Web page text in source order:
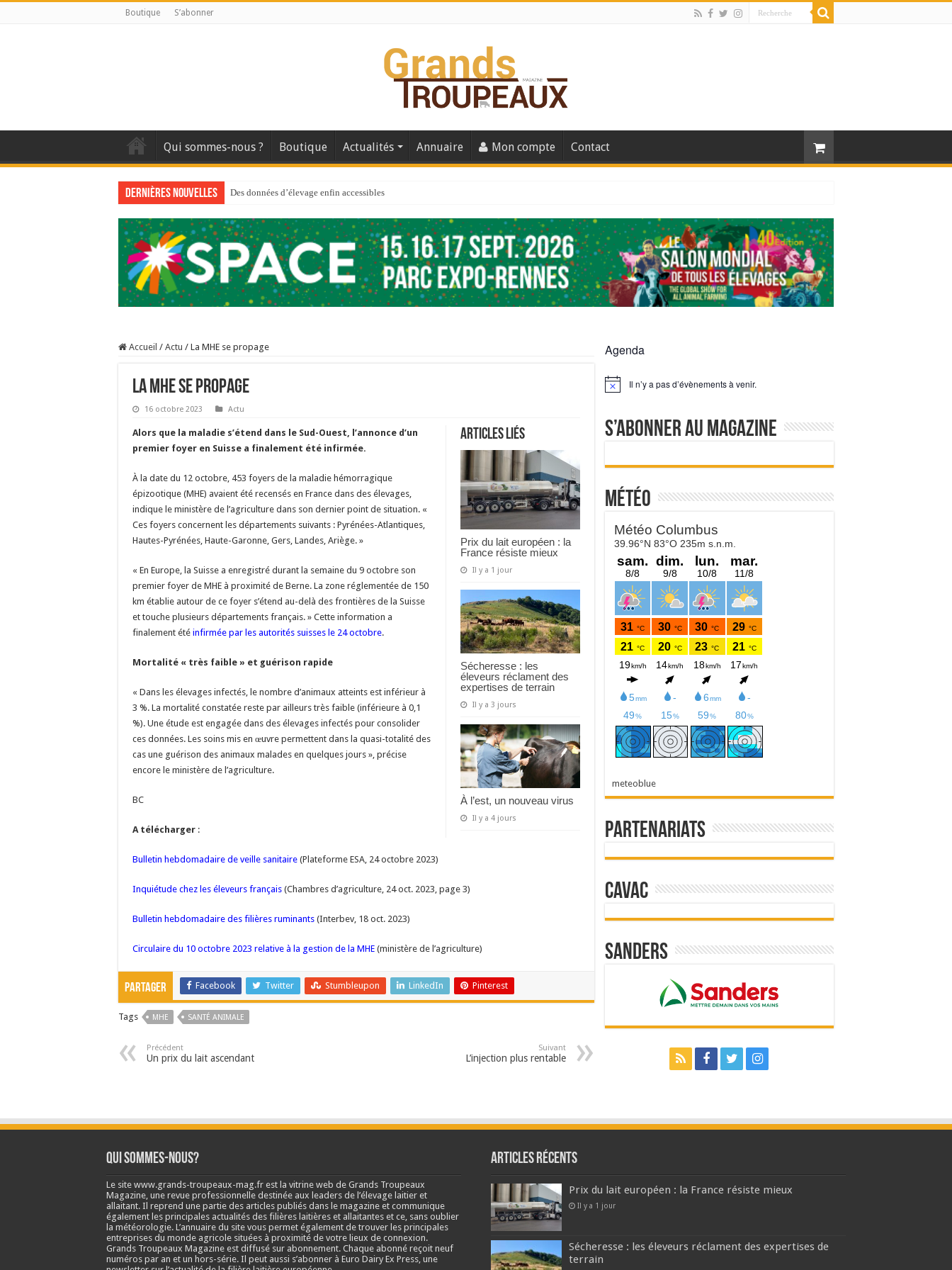
Boutique S’abonner
Qui sommes-nous ? Boutique Actualités Annuaire Mon compte Contact
Dernières nouvelles Des données d’élevage enfin accessibles
Au sommaire du premier numéro de 2025
Au sommaire de GTM 110
Aidez-nous à améliorer la santé de vos veaux !
Au sommaire de GTM 91
Sécheresse : les éleveurs réclament des expertises de terrain
Accueil / Actu / La MHE se propage
La MHE se propage
16 octobre 2023 Actu
Articles liés
Prix du lait européen : la
France résiste mieux
Il y a 1 jour
Sécheresse : les
éleveurs réclament des
expertises de terrain
Il y a 3 jours
À l’est, un nouveau virus
Il y a 4 jours
Alors que la maladie s’étend dans le Sud-Ouest, l’annonce d’un
premier foyer en Suisse a finalement été infirmée.
À la date du 12 octobre, 453 foyers de la maladie hémorragique
épizootique (MHE) avaient été recensés en France dans des élevages,
indique le ministère de l’agriculture dans son dernier point de situation. «
Ces foyers concernent les départements suivants : Pyrénées-Atlantiques,
Hautes-Pyrénées, Haute-Garonne, Gers, Landes, Ariège. »
« En Europe, la Suisse a enregistré durant la semaine du 9 octobre son
premier foyer de MHE à proximité de Berne. La zone réglementée de 150
km établie autour de ce foyer s’étend au-delà des frontières de la Suisse
et touche plusieurs départements français. » Cette information a
finalement été infirmée par les autorités suisses le 24 octobre.
Mortalité « très faible » et guérison rapide
« Dans les élevages infectés, le nombre d’animaux atteints est inférieur à
3 %. La mortalité constatée reste par ailleurs très faible (inférieure à 0,1
%). Une étude est engagée dans des élevages infectés pour consolider
ces données. Les soins mis en œuvre permettent dans la quasi-totalité des
cas une guérison des animaux malades en quelques jours », précise
encore le ministère de l’agriculture.
BC
A télécharger :
Bulletin hebdomadaire de veille sanitaire (Plateforme ESA, 24 octobre 2023)
Inquiétude chez les éleveurs français (Chambres d’agriculture, 24 oct. 2023, page 3)
Bulletin hebdomadaire des filières ruminants (Interbev, 18 oct. 2023)
Circulaire du 10 octobre 2023 relative à la gestion de la MHE (ministère de l’agriculture)
Partager Facebook Twitter Stumbleupon LinkedIn Pinterest
Tags MHE SANTÉ ANIMALE
Précédent
Un prix du lait ascendant
Suivant
L’injection plus rentable
Agenda
Notice Il n’y a pas d’évènements à venir.
S’abonner au magazine
Météo
meteoblue
Partenariats
Cavac
Sanders
Qui sommes-nous?
Le site www.grands-troupeaux-mag.fr est la vitrine web de Grands Troupeaux
Magazine, une revue professionnelle destinée aux leaders de l’élevage laitier et
allaitant. Il reprend une partie des articles publiés dans le magazine et communique
également les principales actualités des filières laitières et allaitantes et ce, sans oublier
la météorologie. L’annuaire du site vous permet également de trouver les principales
entreprises du monde agricole situées à proximité de votre lieux de connexion.
Grands Troupeaux Magazine est diffusé sur abonnement. Chaque abonné reçoit neuf
numéros par an et un hors-série. Il peut aussi s’abonner à Euro Dairy Ex Press, une
Articles récents
Prix du lait européen : la France résiste mieux
Il y a 1 jour
Sécheresse : les éleveurs réclament des expertises de
terrain